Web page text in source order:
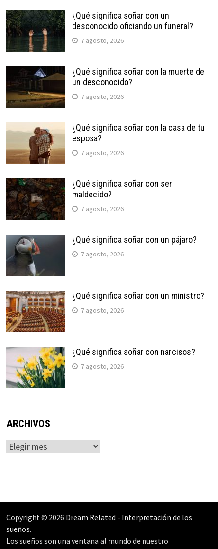
¿Qué significa soñar con un
desconocido oficiando un funeral?
7 agosto, 2026
¿Qué significa soñar con la muerte de
un desconocido?
7 agosto, 2026
¿Qué significa soñar con la casa de tu
esposa?
7 agosto, 2026
¿Qué significa soñar con ser
maldecido?
7 agosto, 2026
¿Qué significa soñar con un pájaro?
7 agosto, 2026
¿Qué significa soñar con un ministro?
7 agosto, 2026
¿Qué significa soñar con narcisos?
7 agosto, 2026
ARCHIVOS
Archivos
Copyright © 2026 Dream Related - Interpretación de los
sueños.
Los sueños son una ventana al mundo de nuestro